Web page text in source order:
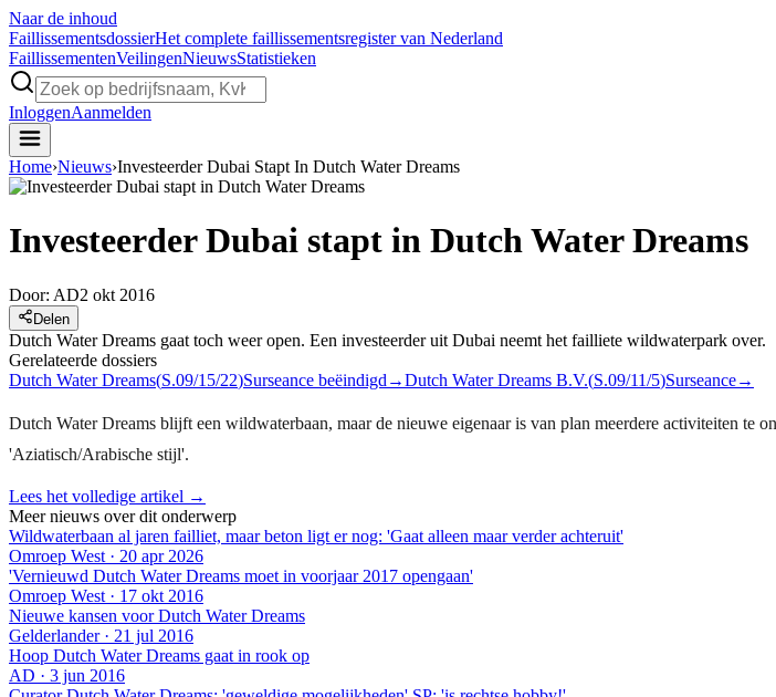
Naar de inhoud
FaillissementsdossierHet complete faillissementsregister van Nederland
FaillissementenVeilingenNieuwsStatistieken
InloggenAanmelden
Home›Nieuws›Investeerder Dubai Stapt In Dutch Water Dreams
Investeerder Dubai stapt in Dutch Water Dreams
Door: AD2 okt 2016
Delen
Dutch Water Dreams gaat toch weer open. Een investeerder uit Dubai neemt het failliete wildwaterpark over.
Gerelateerde dossiers
Dutch Water Dreams(S.09/15/22)Surseance beëindigd →Dutch Water Dreams B.V.(S.09/11/5)Surseance→
Dutch Water Dreams blijft een wildwaterbaan, maar de nieuwe eigenaar is van plan meerdere activiteiten
'Aziatisch/Arabische stijl'.
Lees het volledige artikel →
Meer nieuws over dit onderwerp
Wildwaterbaan al jaren failliet, maar beton ligt er nog: 'Gaat alleen maar verder achteruit'
Omroep West · 20 apr 2026
'Vernieuwd Dutch Water Dreams moet in voorjaar 2017 opengaan'
Omroep West · 17 okt 2016
Nieuwe kansen voor Dutch Water Dreams
Gelderlander· 21 jul 2016
Hoop Dutch Water Dreams gaat in rook op
AD · 3 jun 2016